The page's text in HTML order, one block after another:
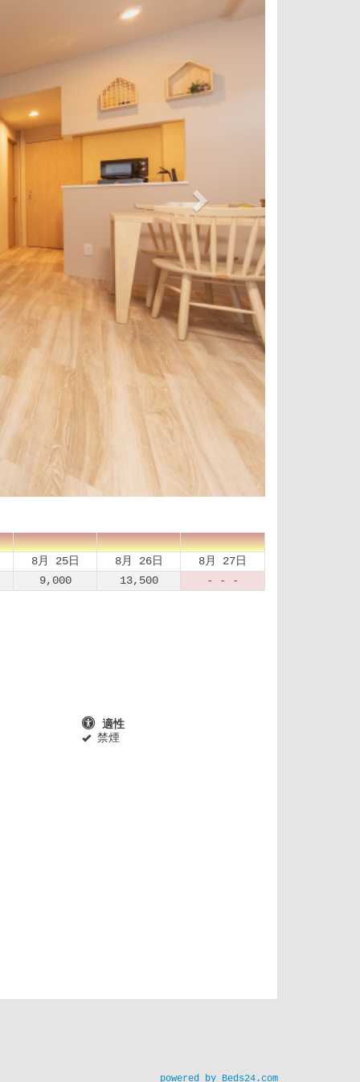
8月 25日 8月 26日
8月 27日
9,000
13,500 - - -
適性
禁煙
powered by Beds24.com